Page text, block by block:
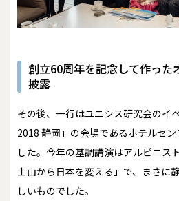
創立60周年を記念して作った
披露
その後、一行はユニシス研究会のイ
2018 静岡」の会場であるホテルセ
した。今年の基調講演はアルピニス
士山から日本を変える」で、まさに
しいものでした。